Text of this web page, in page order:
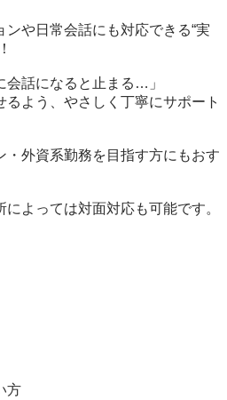
や日常会話にも対応できる“実
会話になると止まる…」
よう、やさしく丁寧にサポート
・外資系勤務を目指す方にもおす
よっては対面対応も可能です。
方